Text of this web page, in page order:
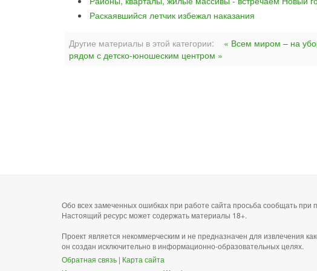
Раскаявшийся летчик избежал наказания
Другие материалы в этой категории: « Всем миром – на
рядом с детско-юношеским центром »
Обо всех замеченных ошибках при работе сайта просьба сообщать
Настоящий ресурс может содержать материалы 18+.
Проект является некоммерческим и не предназначен для извлечения
он создан исключительно в информационно-образовательных целях.
Обратная связь | Карта сайта